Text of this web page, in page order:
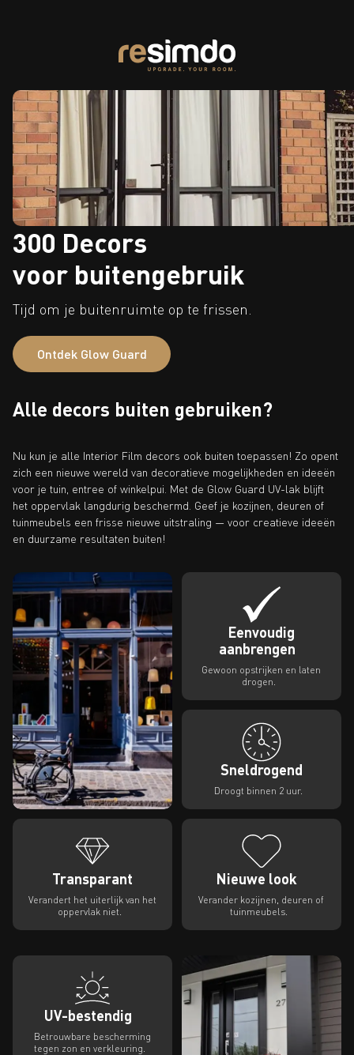
300 Decors
voor buitengebruik
Tijd om je buitenruimte op te frissen.
Ontdek Glow Guard
Alle decors buiten gebruiken?
Nu kun je alle Interior Film decors ook buiten toepassen! Zo opent
zich een nieuwe wereld van decoratieve mogelijkheden en ideeën
voor je tuin, entree of winkelpui. Met de Glow Guard UV-lak blijft
het oppervlak langdurig beschermd. Geef je kozijnen, deuren of
tuinmeubels een frisse nieuwe uitstraling — voor creatieve ideeën
en duurzame resultaten buiten!
Eenvoudig
aanbrengen
Gewoon opstrijken en laten
drogen.
Sneldrogend
Droogt binnen 2 uur.
Transparant
Verandert het uiterlijk van het
oppervlak niet.
Nieuwe look
Verander kozijnen, deuren of
tuinmeubels.
UV-bestendig
Betrouwbare bescherming
tegen zon en verkleuring.